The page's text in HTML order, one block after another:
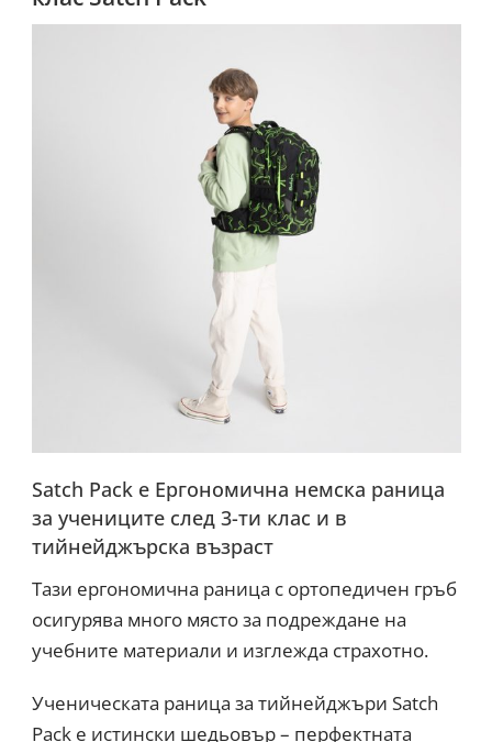
Satch Pack е Ергономична немска раница
за учениците след 3-ти клас и в
тийнейджърска възраст
Тази ергономична раница с ортопедичен гръб
осигурява много място за подреждане на
учебните материали и изглежда страхотно.
Ученическата раница за тийнейджъри Satch
Pack е истински шедьовър – перфектната